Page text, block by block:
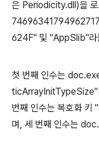
은 Periodicity.dll)을
624F" 및 "AppSlib"
첫 번째 인수는
번째 인수는 복호화 키
며, 세 번째 인수는